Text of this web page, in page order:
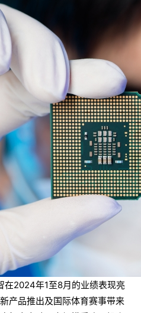
2024年1至8月的业绩表现亮
产品推出及国际体育赛事带来